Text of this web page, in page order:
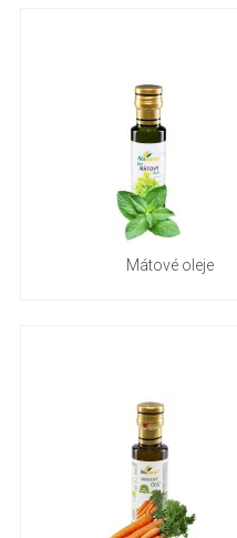
Mátové oleje